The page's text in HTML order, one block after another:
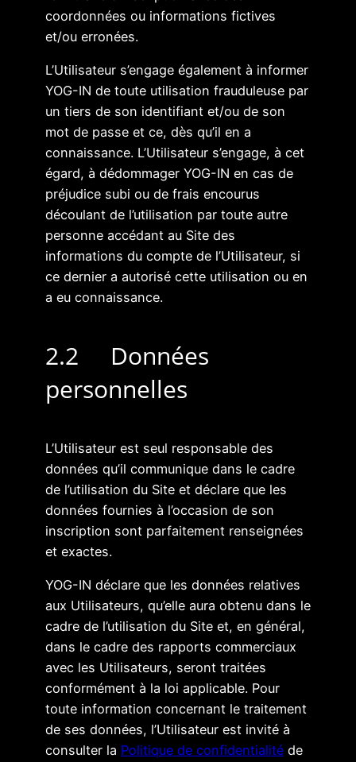
coordonnées ou informations fictives
et/ou erronées.
L’Utilisateur s’engage également à informer
YOG-IN de toute utilisation frauduleuse par
un tiers de son identifiant et/ou de son
mot de passe et ce, dès qu’il en a
connaissance. L’Utilisateur s’engage, à cet
égard, à dédommager YOG-IN en cas de
préjudice subi ou de frais encourus
découlant de l’utilisation par toute autre
personne accédant au Site des
informations du compte de l’Utilisateur, si
ce dernier a autorisé cette utilisation ou en
a eu connaissance.
2.2 Données
personnelles
L’Utilisateur est seul responsable des
données qu’il communique dans le cadre
de l’utilisation du Site et déclare que les
données fournies à l’occasion de son
inscription sont parfaitement renseignées
et exactes.
YOG-IN déclare que les données relatives
aux Utilisateurs, qu’elle aura obtenu dans le
cadre de l’utilisation du Site et, en général,
dans le cadre des rapports commerciaux
avec les Utilisateurs, seront traitées
conformément à la loi applicable. Pour
toute information concernant le traitement
de ses données, l’Utilisateur est invité à
consulter la Politique de confidentialité de